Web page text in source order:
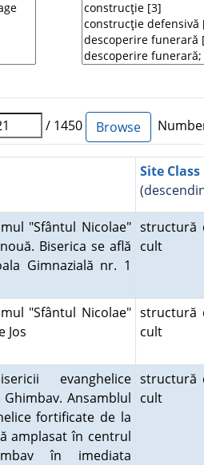
/ 1450
Site Class
"Sfântul Nicolae"
Biserica se află
Gimnazială nr. 1
structură
cult
"Sfântul Nicolae"
Jos
structură
cult
evanghelice
Ansamblul
fortificate de la
amplasat în centrul
în imediata
structură
cult